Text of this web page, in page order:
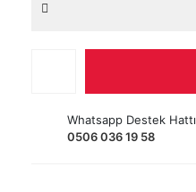
Whatsapp Destek Hattı
0506 036 19 58